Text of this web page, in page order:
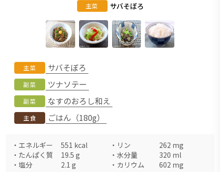
主菜 サバそぼろ
主菜 サバそぼろ
副菜 ツナソテー
副菜 なすのおろし和え
主食 ごはん（180g）
・ エネルギー 551 kcal ・ リン 262 mg
・ たんぱく質 19.5 g ・ 水分量 320 ml
・ 塩分 2.1 g ・ カリウム 602 mg